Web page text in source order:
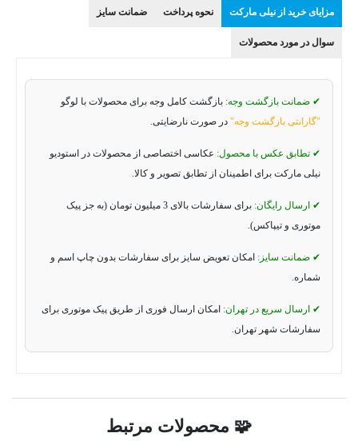
مزایای خرید از نیلی مارکت نحوه پرداخت ضمانت سایز
سوال در مورد محصولات
✔ ضمانت بازگشت وجه: بازگشت کامل وجه برای محصولات با لوگو
"گارانتی بازگشت وجه" در صورت نارضایتی.
✔ تطابق عکس با محصول: عکاسی اختصاصی از محصولات در استودیو
نیلی مارکت برای اطمینان از تطابق تصویر و کالا.
✔ ارسال رایگان:
برای سفارشات بالای 3 میلیون تومان (به جز پیک
موتوری و تیپاکس).
✔ ضمانت سایز: امکان تعویض سایز برای سفارشات بدون چاپ اسم و
شماره.
✔ ارسال سریع در تهران: امکان ارسال فوری از طریق پیک موتوری برای
سفارشات شهر تهران.
🧩 محصولات مرتبط